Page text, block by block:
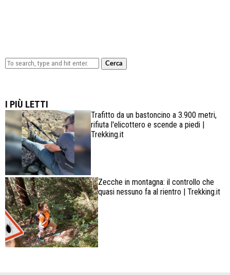
Cerca
I PIÙ LETTI
Trafitto da un bastoncino a 3.900 metri,
rifiuta l'elicottero e scende a piedi |
Trekking.it
Zecche in montagna: il controllo che
quasi nessuno fa al rientro | Trekking.it